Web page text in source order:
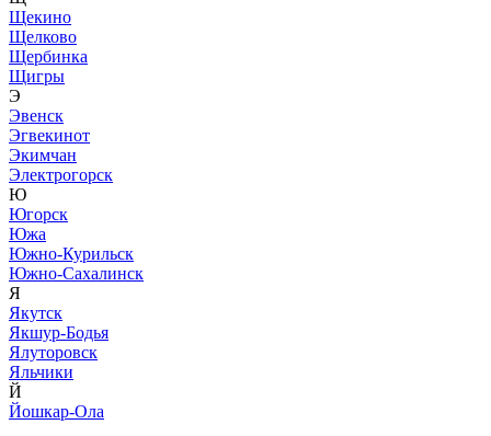
Щекино
Щелково
Щербинка
Щигры
Э
Эвенск
Эгвекинот
Экимчан
Электрогорск
Ю
Югорск
Южа
Южно-Курильск
Южно-Сахалинск
Я
Якутск
Якшур-Бодья
Ялуторовск
Яльчики
Й
Йошкар-Ола